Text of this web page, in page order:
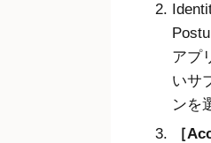
アプ
いサ
ンを